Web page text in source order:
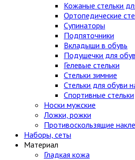
Кожаные стельки
Ортопедические
Супинаторы
Подпяточники
Вкладыши в обувь
Подушечки для
Гелевые стельки
Стельки зимние
Стельки для обуви
Спортивные стельки
Носки мужские
Ложки, рожки
Противоскользящие
Наборы, сеты
Материал
Гладкая кожа